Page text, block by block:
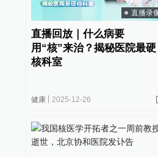
直播录
直播回放｜什么病要
用“核”来治？揭秘医院最硬
核科室
健康 2025-12-26